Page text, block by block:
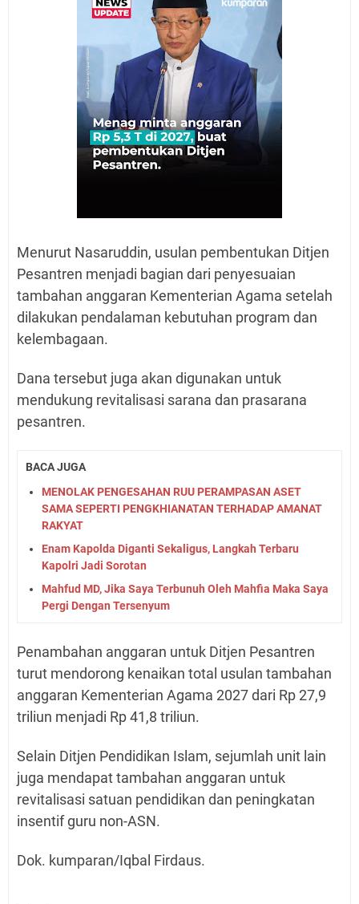
Menurut Nasaruddin, usulan pembentukan Ditjen
Pesantren menjadi bagian dari penyesuaian
tambahan anggaran Kementerian Agama setelah
dilakukan pendalaman kebutuhan program dan
kelembagaan.
Dana tersebut juga akan digunakan untuk
mendukung revitalisasi sarana dan prasarana
pesantren.⁠
BACA JUGA
MENOLAK PENGESAHAN RUU PERAMPASAN ASET
SAMA SEPERTI PENGKHIANATAN TERHADAP AMANAT
RAKYAT
Enam Kapolda Diganti Sekaligus, Langkah Terbaru
Kapolri Jadi Sorotan
Mahfud MD, Jika Saya Terbunuh Oleh Mahfia Maka Saya
Pergi Dengan Tersenyum
Penambahan anggaran untuk Ditjen Pesantren
turut mendorong kenaikan total usulan tambahan
anggaran Kementerian Agama 2027 dari Rp 27,9
triliun menjadi Rp 41,8 triliun.
Selain Ditjen Pendidikan Islam, sejumlah unit lain
juga mendapat tambahan anggaran untuk
revitalisasi satuan pendidikan dan peningkatan
insentif guru non-ASN.⁠
Dok. kumparan/Iqbal Firdaus.